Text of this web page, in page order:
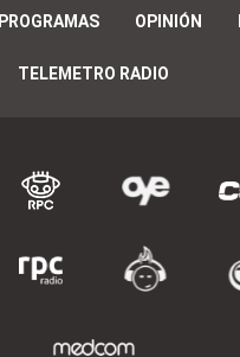
PROGRAMAS OPINIÓN
TELEMETRO RADIO